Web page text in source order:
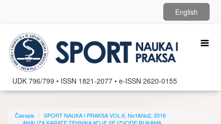
English
Toggle
UDK 796/799 • ISSN 1821-2077 • e-ISSN 2620-0155
Časopis
SPORT NAUKA I PRAKSA VOL.6, No1&No2, 2016